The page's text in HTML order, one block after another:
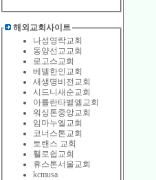
해외교회사이트
나성영락교회
동양선교교회
로고스교회
베델한인교회
새생명비전교회
시드니새순교회
아틀란타벹엘교회
워싱톤중앙교회
임마누엘교회
코너스톤교회
토랜스 교회
휄로쉽교회
휴스톤서울교회
kcmusa